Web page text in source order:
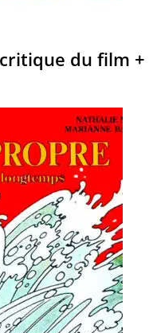
du film +